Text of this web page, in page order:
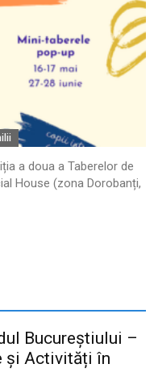
a doua a Taberelor de
House (zona Dorobanți,
Bucureștiului –
și Activități în